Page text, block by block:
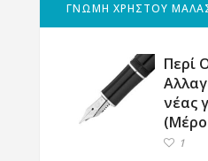
ΓΝΩΜΗ ΧΡΗΣΤΟΥ
Περί
νέας
1